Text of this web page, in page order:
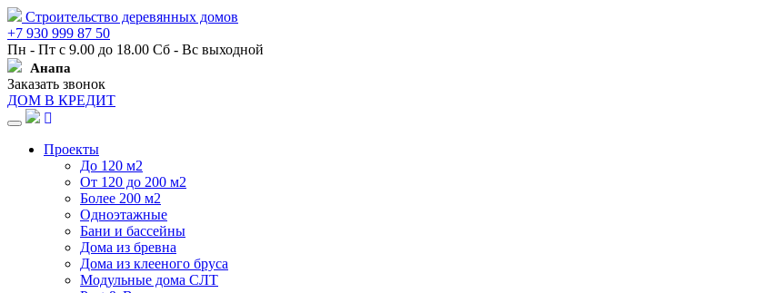
Строительство деревянных домов
+7 930 999 87 50
Пн - Пт с 9.00 до 18.00 Сб - Вс выходной
Анапа
Заказать звонок
ДОМ В КРЕДИТ
Навигация
Проекты
До 120 м2
От 120 до 200 м2
Более 200 м2
Одноэтажные
Бани и бассейны
Дома из бревна
Дома из клееного бруса
Модульные дома СЛТ